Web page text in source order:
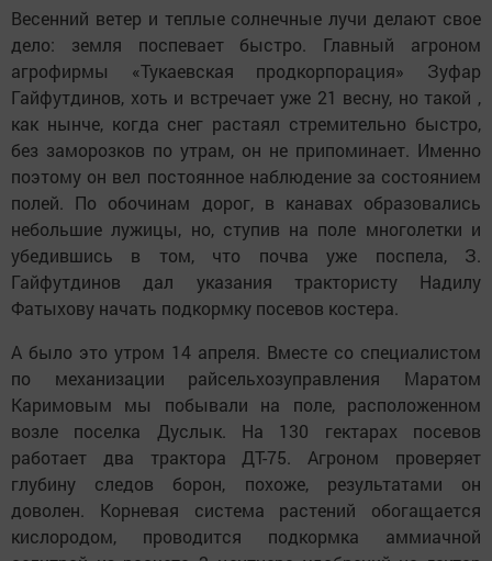
Весенний ветер и теплые солнечные лучи делают свое
дело: земля поспевает быстро. Главный агроном
агрофирмы «Тукаевская продкорпорация» Зуфар
Гайфутдинов, хоть и встречает уже 21 весну, но такой ,
как нынче, когда снег растаял стремительно быстро,
без заморозков по утрам, он не припоминает. Именно
поэтому он вел постоянное наблюдение за состоянием
полей. По обочинам дорог, в канавах образовались
небольшие лужицы, но, ступив на поле многолетки и
убедившись в том, что почва уже поспела, З.
Гайфутдинов дал указания трактористу Надилу
Фатыхову начать подкормку посевов костера.
А было это утром 14 апреля. Вместе со специалистом
по механизации райсельхозуправления Маратом
Каримовым мы побывали на поле, расположенном
возле поселка Дуслык. На 130 гектарах посевов
работает два трактора ДТ-75. Агроном проверяет
глубину следов борон, похоже, результатами он
доволен. Корневая система растений обогащается
кислородом, проводится подкормка аммиачной